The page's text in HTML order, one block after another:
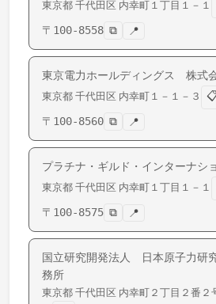
東京都 千代田区 内幸町 １丁目１－１
〒 100-8558 ⧉ 📍
東京電力ホールディングス 株式
東京都 千代田区 内幸町 １－１－３
〒 100-8560 ⧉ 📍
プラチナ・ギルド・インターナ
東京都 千代田区 内幸町 １丁目１－１
〒 100-8575 ⧉ 📍
国立研究開発法人 日本原子力研
務所
東京都 千代田区 内幸町 ２丁目２番２